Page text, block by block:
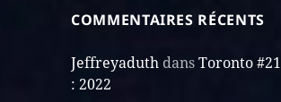
COMMENTAIRES RÉCENTS
Jeffreyaduth dansToronto #21
: 2022